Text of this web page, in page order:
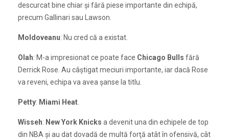
descurcat bine chiar şi fără piese importante din echipă,
precum Gallinari sau Lawson.
Moldoveanu: Nu cred că a existat.
Olah: M-a impresionat ce poate face Chicago Bulls fără
Derrick Rose. Au câştigat meciuri importante, iar dacă Rose
va reveni, echipa va avea şanse la titlu.
Petty: Miami Heat
Wisseh: New York Knicks a devenit una din echipele de top
din NBA şi au dat dovadă de multă forţă atât în ofensivă, cât